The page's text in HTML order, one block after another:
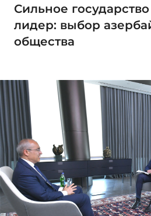
Сильное
лидер: выбор
общества